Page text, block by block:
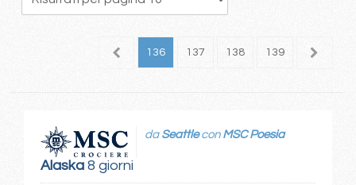
135 136 137 138 139 140
Alaska8 giorni
da Seattlecon MSC Poesia